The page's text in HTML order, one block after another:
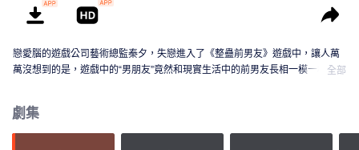
戀愛腦的遊戲公司藝術總監秦夕，失戀進入了《整蠱前男友》遊戲中，讓人萬
萬沒想到的是，遊戲中的“男朋友”竟然和現實生活中的前男友長相一模一樣，更
全部
劇集